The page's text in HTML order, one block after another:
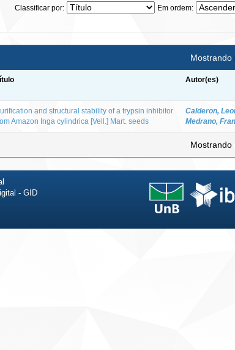
Classificar por: Em ordem:
Mostrando
Autor(es)
and structural stability of a trypsin inhibitor
Amazon Inga cylindrica [Vell.] Mart. seeds
Calderon,
Medrano,
Mostrando
- GID